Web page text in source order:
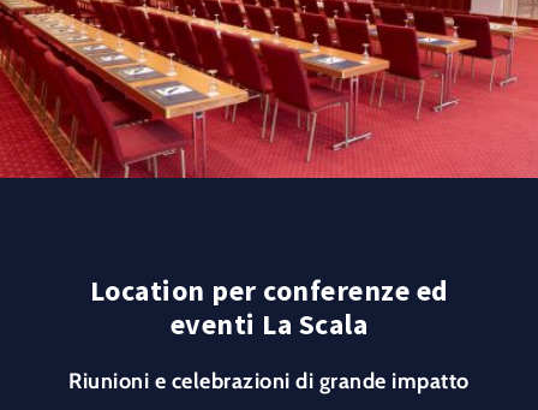
Location per conferenze ed
eventi La Scala
Riunioni e celebrazioni di grande impatto